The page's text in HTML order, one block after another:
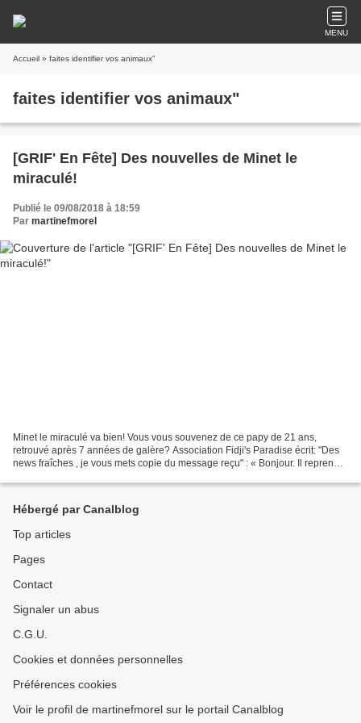
MENU
Accueil » faites identifier vos animaux"
faites identifier vos animaux"
[GRIF' En Fête] Des nouvelles de Minet le
miraculé!
Publié le 09/08/2018 à 18:59
Par martinefmorel
Minet le miraculé va bien! Vous vous souvenez de ce papy de 21 ans,
retrouvé après 7 années de galère? Association Fidji's Paradise écrit: "Des
news fraîches , je vous mets copie du message reçu" : « Bonjour. Il reprend
Hébergé par Canalblog
Top articles
Pages
Contact
Signaler un abus
C.G.U.
Cookies et données personnelles
Préférences cookies
Voir le profil de martinefmorel sur le portail Canalblog